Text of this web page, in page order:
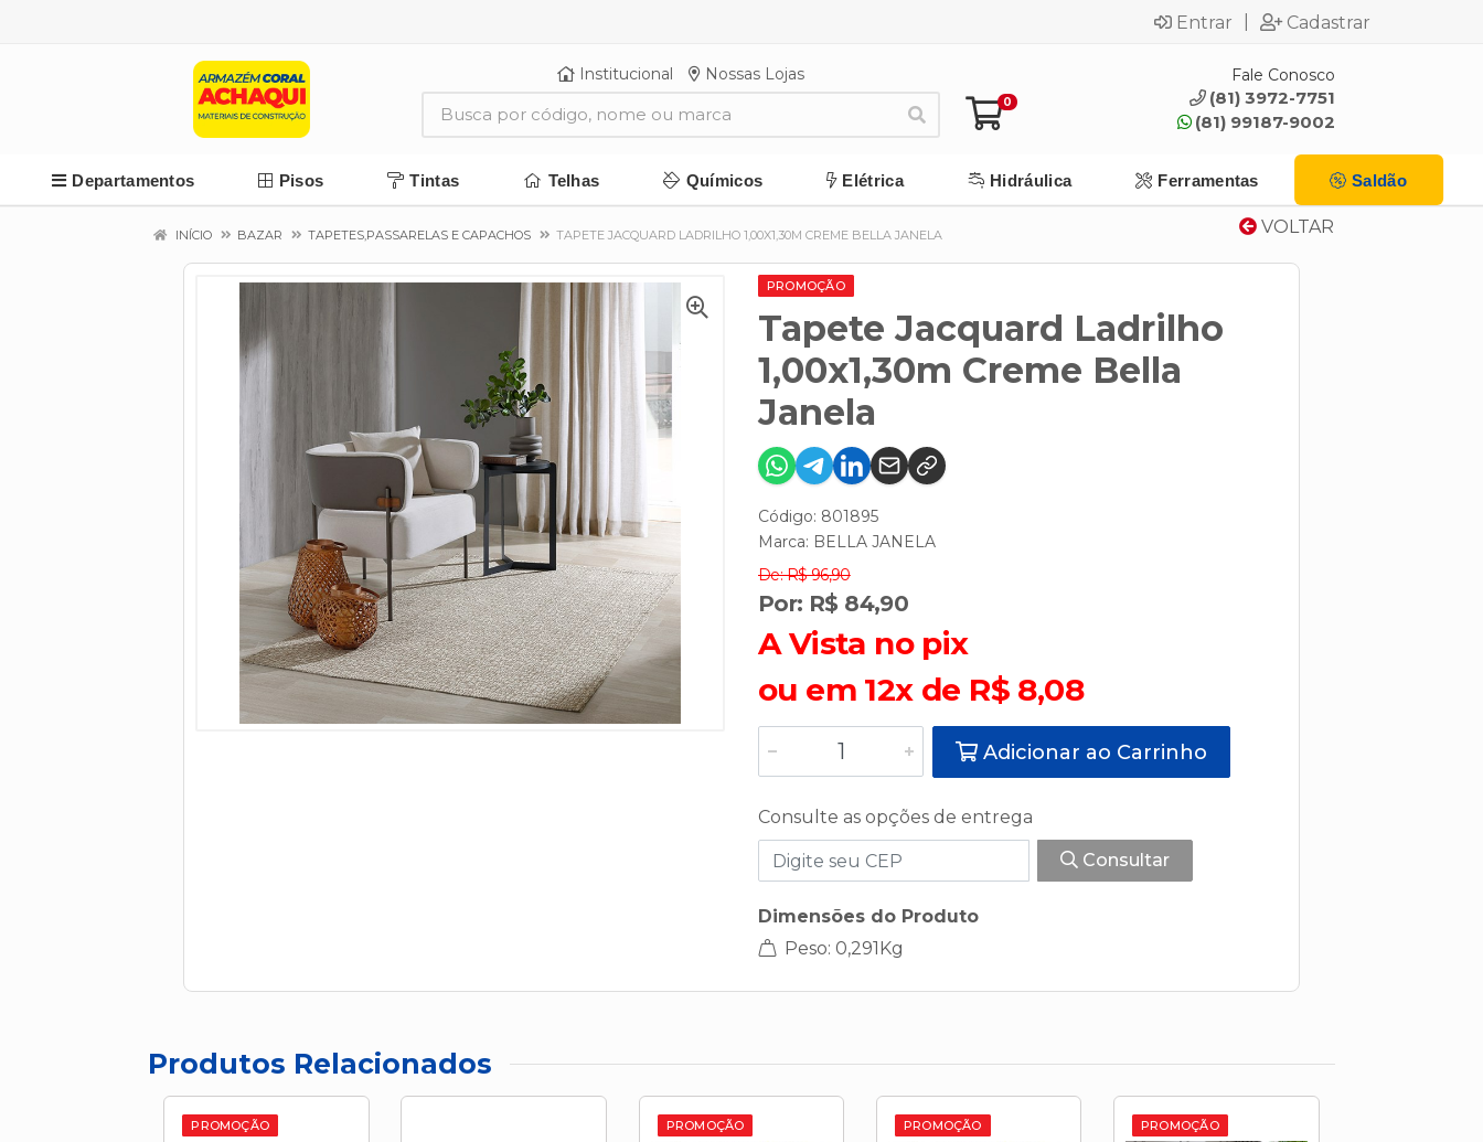
Entrar Cadastrar
Institucional Nossas Lojas
0
Fale Conosco
(81) 3972-7751
(81) 99187-9002
Departamentos Pisos Tintas Telhas Químicos Elétrica Hidráulica Ferramentas Saldão
VOLTAR
INÍCIO BAZAR TAPETES,PASSARELAS E CAPACHOS TAPETE JACQUARD LADRILHO 1,00X1,30M CREME BELLA JANELA
PROMOÇÃO
Tapete Jacquard Ladrilho
1,00x1,30m Creme Bella
Janela
Código: 801895
Marca: BELLA JANELA
De: R$ 96,90
Por: R$ 84,90
A Vista no pix
ou em 12x de R$ 8,08
Adicionar ao Carrinho
Consulte as opções de entrega
Consultar
Dimensões do Produto
Peso: 0,291Kg
Produtos Relacionados
PROMOÇÃO PROMOÇÃO PROMOÇÃO PROMOÇÃO